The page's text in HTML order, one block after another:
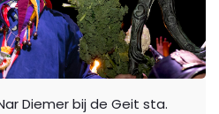
Diemer bij de Geit sta.